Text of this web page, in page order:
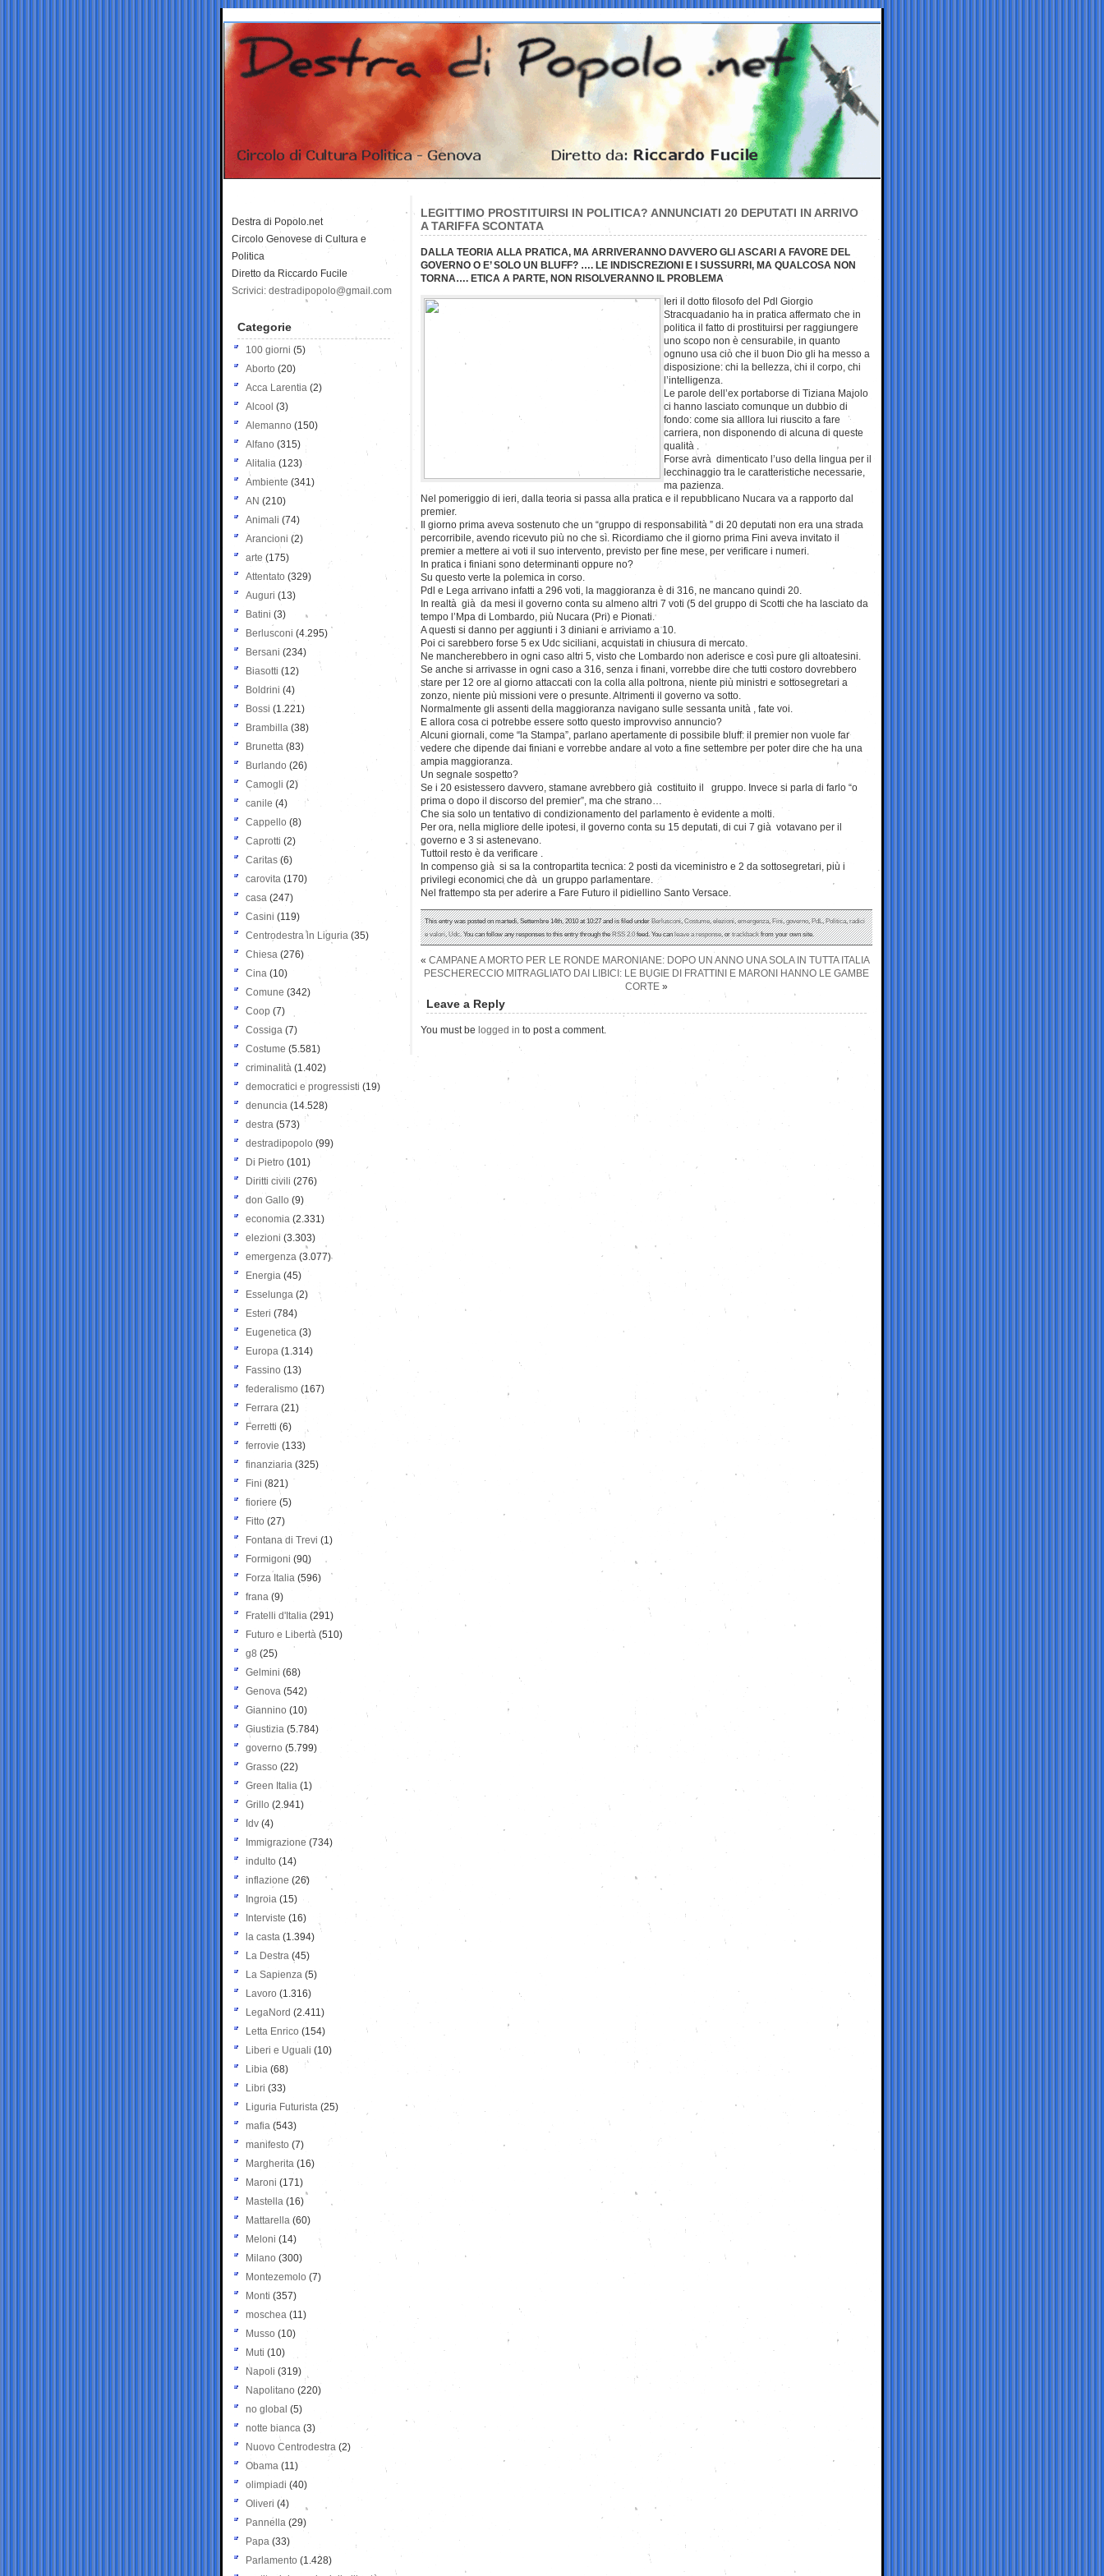
LEGITTIMO PROSTITUIRSI IN POLITICA? ANNUNCIATI 20 DEPUTATI IN ARRIVO
A TARIFFA SCONTATA
DALLA TEORIA ALLA PRATICA, MA ARRIVERANNO DAVVERO GLI ASCARI A FAVORE DEL
GOVERNO O E’ SOLO UN BLUFF? …. LE INDISCREZIONI E I SUSSURRI, MA QUALCOSA NON
TORNA…. ETICA A PARTE, NON RISOLVERANNO IL PROBLEMA
Ieri il dotto filosofo del Pdl Giorgio
Stracquadanio ha in pratica affermato che in
politica il fatto di prostituirsi per raggiungere
uno scopo non è censurabile, in quanto
ognuno usa ciò che il buon Dio gli ha messo a
disposizione: chi la bellezza, chi il corpo, chi
l’intelligenza.
Le parole dell’ex portaborse di Tiziana Majolo
ci hanno lasciato comunque un dubbio di
fondo: come sia alllora lui riuscito a fare
carriera, non disponendo di alcuna di queste
qualità .
Forse avrà dimenticato l’uso della lingua per il
lecchinaggio tra le caratteristiche necessarie,
ma pazienza.
Nel pomeriggio di ieri, dalla teoria si passa alla pratica e il repubblicano Nucara va a rapporto dal
premier.
Il giorno prima aveva sostenuto che un “gruppo di responsabilità ” di 20 deputati non era una strada
percorribile, avendo ricevuto più no che sì. Ricordiamo che il giorno prima Fini aveva invitato il
premier a mettere ai voti il suo intervento, previsto per fine mese, per verificare i numeri.
In pratica i finiani sono determinanti oppure no?
Su questo verte la polemica in corso.
Pdl e Lega arrivano infatti a 296 voti, la maggioranza è di 316, ne mancano quindi 20.
In realtà già da mesi il governo conta su almeno altri 7 voti (5 del gruppo di Scotti che ha lasciato da
tempo l’Mpa di Lombardo, più Nucara (Pri) e Pionati.
A questi si danno per aggiunti i 3 diniani e arriviamo a 10.
Poi ci sarebbero forse 5 ex Udc siciliani, acquistati in chiusura di mercato.
Ne mancherebbero in ogni caso altri 5, visto che Lombardo non aderisce e così pure gli altoatesini.
Se anche si arrivasse in ogni caso a 316, senza i finani, vorrebbe dire che tutti costoro dovrebbero
stare per 12 ore al giorno attaccati con la colla alla poltrona, niente più ministri e sottosegretari a
zonzo, niente più missioni vere o presunte. Altrimenti il governo va sotto.
Normalmente gli assenti della maggioranza navigano sulle sessanta unità , fate voi.
E allora cosa ci potrebbe essere sotto questo improvviso annuncio?
Alcuni giornali, come “la Stampa”, parlano apertamente di possibile bluff: il premier non vuole far
vedere che dipende dai finiani e vorrebbe andare al voto a fine settembre per poter dire che ha una
ampia maggioranza.
Un segnale sospetto?
Se i 20 esistessero davvero, stamane avrebbero già costituito il gruppo. Invece si parla di farlo “o
prima o dopo il discorso del premier”, ma che strano…
Che sia solo un tentativo di condizionamento del parlamento è evidente a molti.
Per ora, nella migliore delle ipotesi, il governo conta su 15 deputati, di cui 7 già votavano per il
governo e 3 si astenevano.
Tuttoil resto è da verificare .
In compenso già si sa la contropartita tecnica: 2 posti da viceministro e 2 da sottosegretari, più i
privilegi economici che dà un gruppo parlamentare.
Nel frattempo sta per aderire a Fare Futuro il pidiellino Santo Versace.
This entry was posted on martedì, Settembre 14th, 2010 at 10:27 and is filed underBerlusconi,Costume,elezioni,emergenza,Fini,governo,PdL,Politica,radici
e valori,Udc. You can follow any responses to this entry through theRSS 2.0feed. You canleave a response, ortrackbackfrom your own site.
« CAMPANE A MORTO PER LE RONDE MARONIANE: DOPO UN ANNO UNA SOLA IN TUTTA ITALIA
PESCHERECCIO MITRAGLIATO DAI LIBICI: LE BUGIE DI FRATTINI E MARONI HANNO LE GAMBE
CORTE »
Leave a Reply
You must be logged in to post a comment.
Destra di Popolo.net
Circolo Genovese di Cultura e
Politica
Diretto da Riccardo Fucile
Scrivici: destradipopolo@gmail.com
Categorie
100 giorni (5)
Aborto (20)
Acca Larentia (2)
Alcool (3)
Alemanno (150)
Alfano (315)
Alitalia (123)
Ambiente (341)
AN (210)
Animali (74)
Arancioni (2)
arte (175)
Attentato (329)
Auguri (13)
Batini (3)
Berlusconi (4.295)
Bersani (234)
Biasotti (12)
Boldrini (4)
Bossi (1.221)
Brambilla (38)
Brunetta (83)
Burlando (26)
Camogli (2)
canile (4)
Cappello (8)
Caprotti (2)
Caritas (6)
carovita (170)
casa (247)
Casini (119)
Centrodestra in Liguria (35)
Chiesa (276)
Cina (10)
Comune (342)
Coop (7)
Cossiga (7)
Costume (5.581)
criminalità (1.402)
democratici e progressisti (19)
denuncia (14.528)
destra (573)
destradipopolo (99)
Di Pietro (101)
Diritti civili (276)
don Gallo (9)
economia (2.331)
elezioni (3.303)
emergenza (3.077)
Energia (45)
Esselunga (2)
Esteri (784)
Eugenetica (3)
Europa (1.314)
Fassino (13)
federalismo (167)
Ferrara (21)
Ferretti (6)
ferrovie (133)
finanziaria (325)
Fini (821)
fioriere (5)
Fitto (27)
Fontana di Trevi (1)
Formigoni (90)
Forza Italia (596)
frana (9)
Fratelli d'Italia (291)
Futuro e Libertà (510)
g8 (25)
Gelmini (68)
Genova (542)
Giannino (10)
Giustizia (5.784)
governo (5.799)
Grasso (22)
Green Italia (1)
Grillo (2.941)
Idv (4)
Immigrazione (734)
indulto (14)
inflazione (26)
Ingroia (15)
Interviste (16)
la casta (1.394)
La Destra (45)
La Sapienza (5)
Lavoro (1.316)
LegaNord (2.411)
Letta Enrico (154)
Liberi e Uguali (10)
Libia (68)
Libri (33)
Liguria Futurista (25)
mafia (543)
manifesto (7)
Margherita (16)
Maroni (171)
Mastella (16)
Mattarella (60)
Meloni (14)
Milano (300)
Montezemolo (7)
Monti (357)
moschea (11)
Musso (10)
Muti (10)
Napoli (319)
Napolitano (220)
no global (5)
notte bianca (3)
Nuovo Centrodestra (2)
Obama (11)
olimpiadi (40)
Oliveri (4)
Pannella (29)
Papa (33)
Parlamento (1.428)